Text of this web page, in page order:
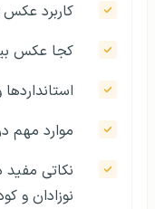
کاربرد عکس
کجا عکس
موارد مهم
نکاتی
نوزادان و